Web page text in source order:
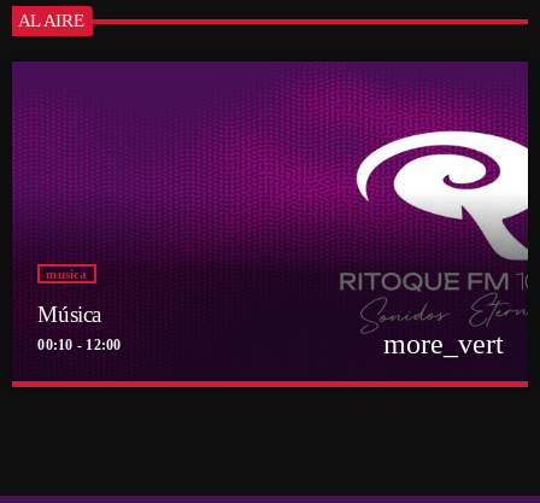
AL AIRE
musica
Música
00:10 - 12:00 more_vert
Música